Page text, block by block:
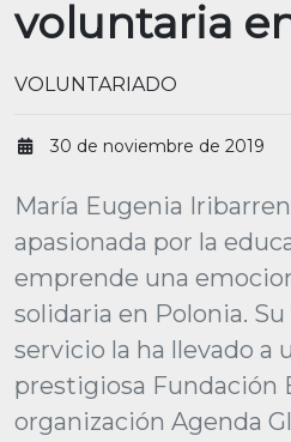
voluntaria
VOLUNTARIADO
30 de noviembre de 2019
María Eugenia
apasionada por la
emprende una
solidaria en Polonia.
servicio la ha llevado a
prestigiosa Fundación
organización Agenda